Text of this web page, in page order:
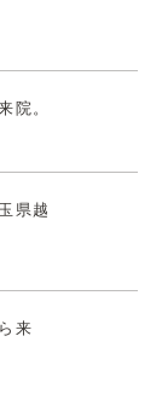
院。
県越
来